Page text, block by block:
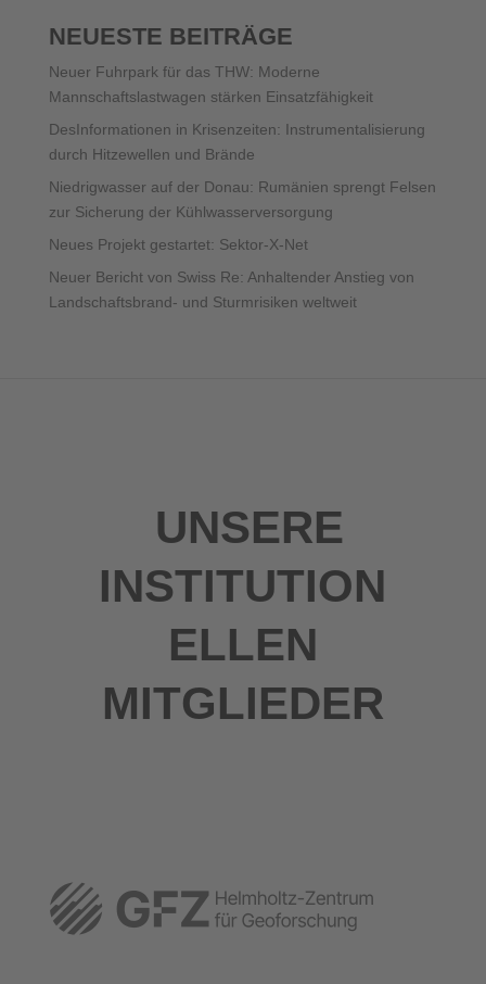
NEUESTE BEITRÄGE
Neuer Fuhrpark für das THW: Moderne
Mannschaftslastwagen stärken Einsatzfähigkeit
DesInformationen in Krisenzeiten: Instrumentalisierung
durch Hitzewellen und Brände
Niedrigwasser auf der Donau: Rumänien sprengt Felsen
zur Sicherung der Kühlwasserversorgung
Neues Projekt gestartet: Sektor-X-Net
Neuer Bericht von Swiss Re: Anhaltender Anstieg von
Landschaftsbrand- und Sturmrisiken weltweit
UNSERE
INSTITUTION
ELLEN
MITGLIEDER